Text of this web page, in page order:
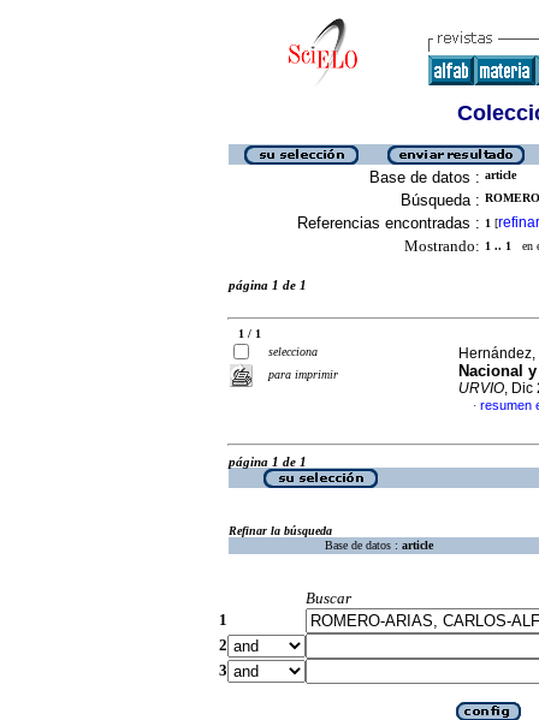
Base de datos : article
Búsqueda :
Referencias encontradas : 1 [refinar
Mostrando: 1 .. 1 en
página 1 de 1
1 / 1
selecciona
para imprimir
Nacional
URVIO, Dic
· resumen
página 1 de 1
Refinar la búsqueda
Base de datos : article
Buscar
1
2
3